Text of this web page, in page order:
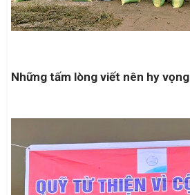
Những tấm lòng viết nên hy vọng